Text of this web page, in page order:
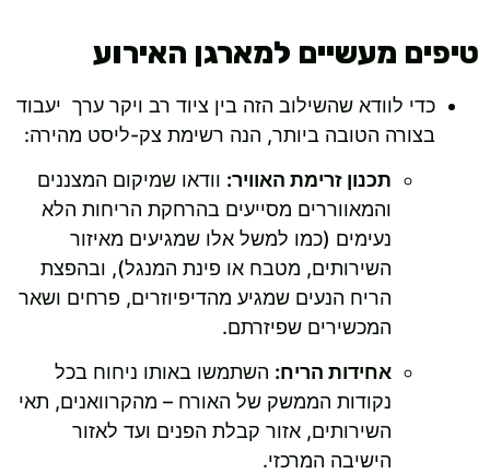
טיפים מעשיים למארגן האירוע
כדי לוודא שהשילוב הזה בין ציוד רב ויקר ערך יעבוד
בצורה הטובה ביותר, הנה רשימת צק-ליסט מהירה:
תכנון זרימת האוויר: וודאו שמיקום המצננים
והמאווררים מסייעים בהרחקת הריחות הלא
נעימים (כמו למשל אלו שמגיעים מאיזור
השירותים, מטבח או פינת המנגל), ובהפצת
הריח הנעים שמגיע מהדיפיוזרים, פרחים ושאר
המכשירים שפיזרתם.
אחידות הריח: השתמשו באותו ניחוח בכל
נקודות הממשק של האורח – מהקרוואנים, תאי
השירותים, אזור קבלת הפנים ועד לאזור
הישיבה המרכזי.